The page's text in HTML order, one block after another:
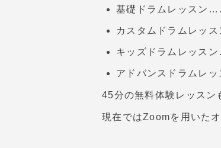
基礎ドラムレッスン
カスタムドラムレッ
キッズドラムレッス
アドバンスドラムレ
45分の無料体験レッスン
現在ではZoomを用いた